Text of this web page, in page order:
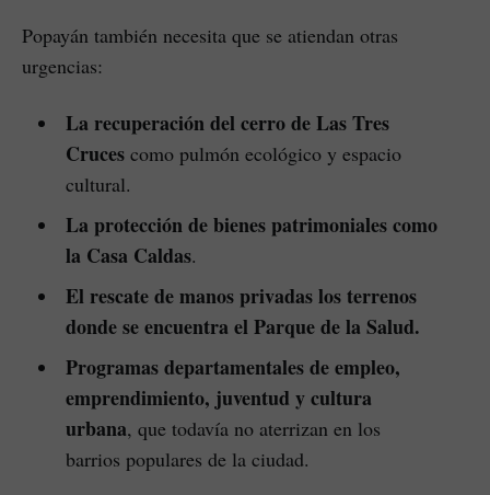
Popayán también necesita que se atiendan otras
urgencias:
La recuperación del cerro de Las Tres
Crucescomo pulmón ecológico y espacio
cultural.
La protección de bienes patrimoniales como
la Casa Caldas.
El rescate de manos privadas los terrenos
donde se encuentra el Parque de la Salud.
Programas departamentales de empleo,
emprendimiento, juventud y cultura
urbana, que todavía no aterrizan en los
barrios populares de la ciudad.